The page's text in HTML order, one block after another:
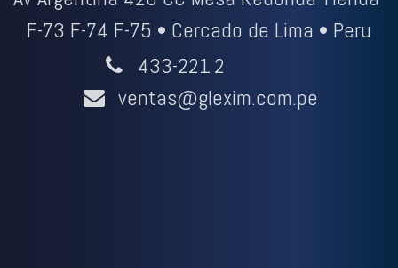
F-73 F-74 F-75 • Cercado de Lima • Peru
433-2212
ventas@glexim.com.pe